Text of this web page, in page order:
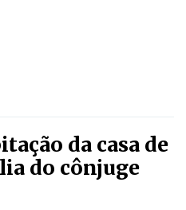
da casa de
do cônjuge